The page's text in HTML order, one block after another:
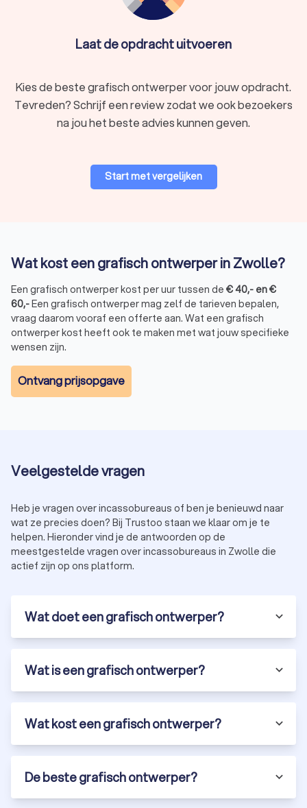
Laat de opdracht uitvoeren
Kies de beste grafisch ontwerper voor jouw opdracht.
Tevreden? Schrijf een review zodat we ook bezoekers
na jou het beste advies kunnen geven.
Start met vergelijken
Wat kost een grafisch ontwerper in Zwolle?
Een grafisch ontwerper kost per uur tussen de €40,- en€
60,-Een grafisch ontwerper mag zelf de tarieven bepalen,
vraag daarom vooraf een offerte aan. Wat een grafisch
ontwerper kost heeft ook te maken met wat jouw specifieke
wensen zijn.
Ontvang prijsopgave
Veelgestelde vragen
Heb je vragen over incassobureaus of ben je benieuwd naar
wat ze precies doen? Bij Trustoo staan we klaar om je te
helpen. Hieronder vind je de antwoorden op de
meestgestelde vragen over incassobureaus in Zwolle die
actief zijn op ons platform.
Wat doet een grafisch ontwerper?
Wat is een grafisch ontwerper?
Wat kost een grafisch ontwerper?
De beste grafisch ontwerper?